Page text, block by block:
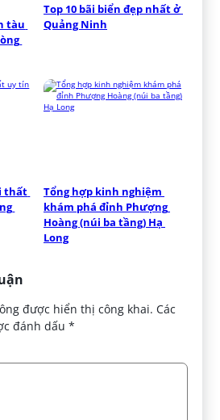
tàu
Top 10 bãi biển đẹp nhất ở
Quảng Ninh
thất
Tổng hợp kinh nghiệm
khám phá đỉnh Phượng
Hoàng (núi ba tầng) Hạ
Long
được hiển thị công khai. Các
đánh dấu*